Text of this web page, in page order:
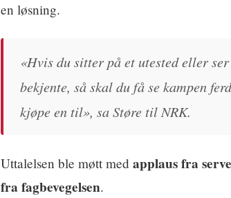
en løsning.
«Hvis du sitter på et utested eller
bekjente, så skal du få se kampen
kjøpe en til», sa Støre til NRK.
Uttalelsen ble møtt med applaus fra
fra fagbevegelsen.